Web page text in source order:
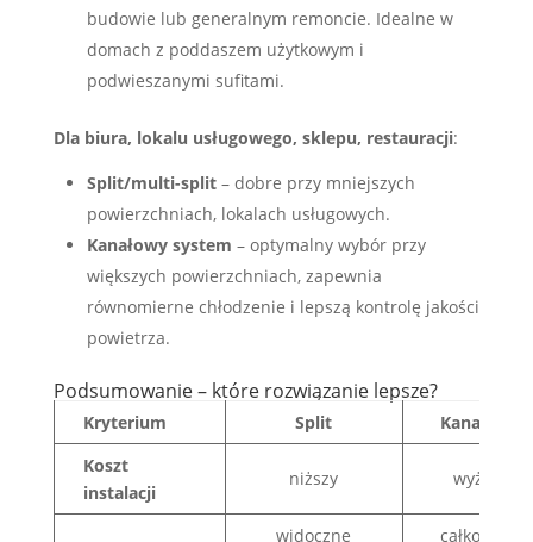
budowie lub generalnym remoncie. Idealne w
domach z poddaszem użytkowym i
podwieszanymi sufitami.
Dla biura, lokalu usługowego, sklepu, restauracji:
Split/multi-split– dobre przy mniejszych
powierzchniach, lokalach usługowych.
Kanałowy system – optymalny wybór przy
większych powierzchniach, zapewnia
równomierne chłodzenie i lepszą kontrolę jakości
powietrza.
Podsumowanie – które rozwiązanie lepsze?
Kryterium Split
Kanałowa
Koszt
instalacji
niższy wyższy
widoczne
całkowicie